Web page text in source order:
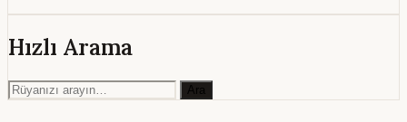
Hızlı Arama
Ara